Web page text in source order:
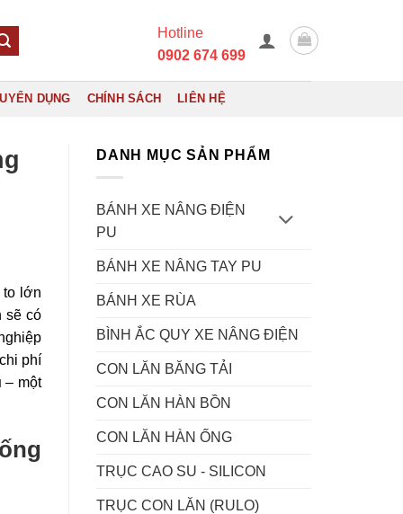
Hotline
0902 674 699
DỤNG CHÍNH SÁCH LIÊN HỆ
to lớn
sẽ có
phí
– một
DANH MỤC SẢN PHẨM
BÁNH XE NÂNG ĐIỆN
PU
BÁNH XE NÂNG TAY PU
BÁNH XE RÙA
BÌNH ẮC QUY XE NÂNG ĐIỆN
CON LĂN BĂNG TẢI
CON LĂN HÀN BỒN
CON LĂN HÀN ỐNG
TRỤC CAO SU - SILICON
TRỤC CON LĂN (RULO)